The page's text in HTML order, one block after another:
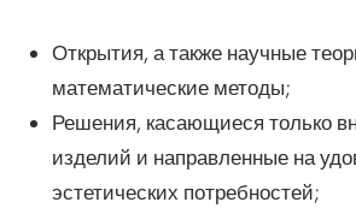
Открытия, а также научные
математические методы;
Решения, касающиеся только
изделий и направленные на
эстетических потребностей;